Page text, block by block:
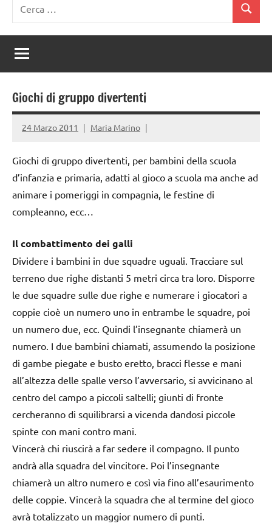
per:
Cerca
Giochi di gruppo divertenti
24 Marzo 2011 Maria Marino
Giochi di gruppo divertenti, per bambini della scuola
d’infanzia e primaria, adatti al gioco a scuola ma anche ad
animare i pomeriggi in compagnia, le festine di
compleanno, ecc…
Il combattimento dei galli
Dividere i bambini in due squadre uguali. Tracciare sul
terreno due righe distanti 5 metri circa tra loro. Disporre
le due squadre sulle due righe e numerare i giocatori a
coppie cioè un numero uno in entrambe le squadre, poi
un numero due, ecc. Quindi l’insegnante chiamerà un
numero. I due bambini chiamati, assumendo la posizione
di gambe piegate e busto eretto, bracci flesse e mani
all’altezza delle spalle verso l’avversario, si avvicinano al
centro del campo a piccoli saltelli; giunti di fronte
cercheranno di squilibrarsi a vicenda dandosi piccole
spinte con mani contro mani.
Vincerà chi riuscirà a far sedere il compagno. Il punto
andrà alla squadra del vincitore. Poi l’insegnante
chiamerà un altro numero e così via fino all’esaurimento
delle coppie. Vincerà la squadra che al termine del gioco
avrà totalizzato un maggior numero di punti.